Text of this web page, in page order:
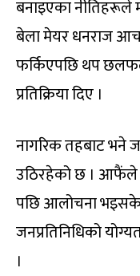
बनाइएका नीतिहरूले
बेला मेयर धनराज
फर्किएपछि थप
प्रतिक्रिया दिए ।
नागरिक तहबाट भने
उठिरहेको छ । आफैंले
पछि आलोचना
जनप्रतिनिधिको
।